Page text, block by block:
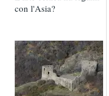
con l'Asia?